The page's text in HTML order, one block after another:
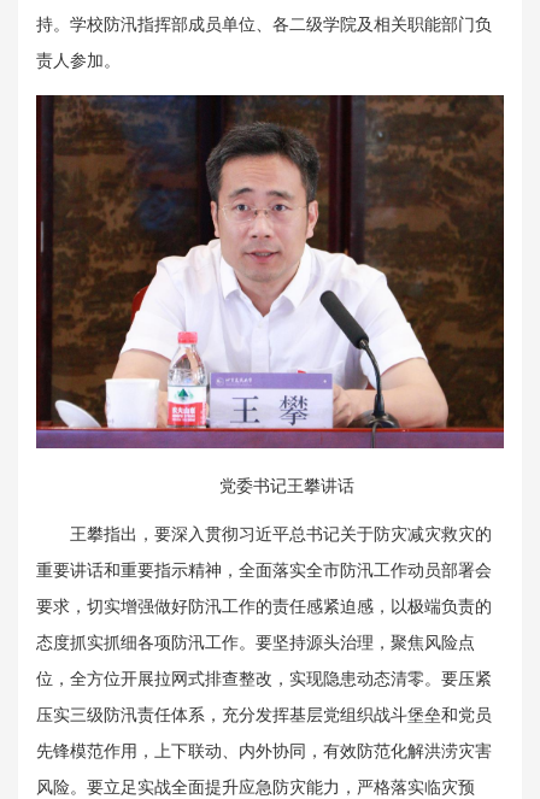
持。学校防汛指挥部成员单位、各二级学院及相关职能部门负
责人参加。
党委书记王攀讲话
王攀指出，要深入贯彻习近平总书记关于防灾减灾救灾的
重要讲话和重要指示精神，全面落实全市防汛工作动员部署会
要求，切实增强做好防汛工作的责任感紧迫感，以极端负责的
态度抓实抓细各项防汛工作。要坚持源头治理，聚焦风险点
位，全方位开展拉网式排查整改，实现隐患动态清零。要压紧
压实三级防汛责任体系，充分发挥基层党组织战斗堡垒和党员
先锋模范作用，上下联动、内外协同，有效防范化解洪涝灾害
风险。要立足实战全面提升应急防灾能力，严格落实临灾预